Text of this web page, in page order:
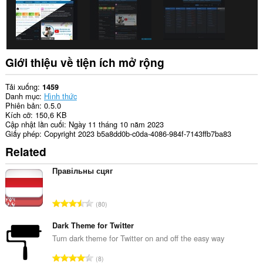
Giới thiệu về tiện ích mở rộng
Tải xuống 1459
Danh mục Hình thức
Phiên bản 0.5.0
Kích cỡ 150,6 KB
Cập nhật lần cuối Ngày 11 tháng 10 năm 2023
Giấy phép Copyright 2023 b5a8dd0b-c0da-4086-984f-7143ffb7ba83
Related
Правільны сцяг
T
n
g
80
Dark Theme for Twitter
Turn dark theme for Twitter on and off the easy way
T8